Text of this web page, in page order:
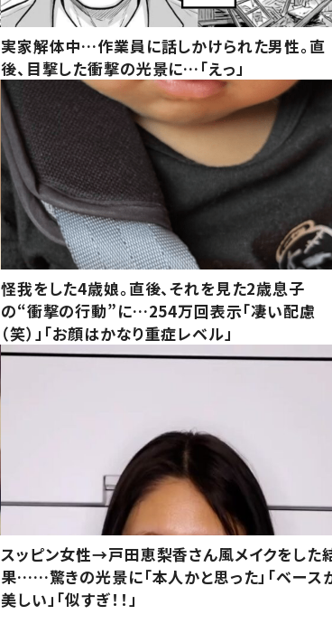
実家解体中…作業員に話しかけられた男性。直
後、目撃した衝撃の光景に…「えっ」
怪我をした4歳娘。直後、それを見た2歳息子
の“衝撃の行動”に…254万回表示「凄い配慮
（笑）」「お顔はかなり重症レベル」
スッピン女性→戸田恵梨香さん風メイクをした
果……驚きの光景に「本人かと思った」「ベース
美しい」「似すぎ！！」